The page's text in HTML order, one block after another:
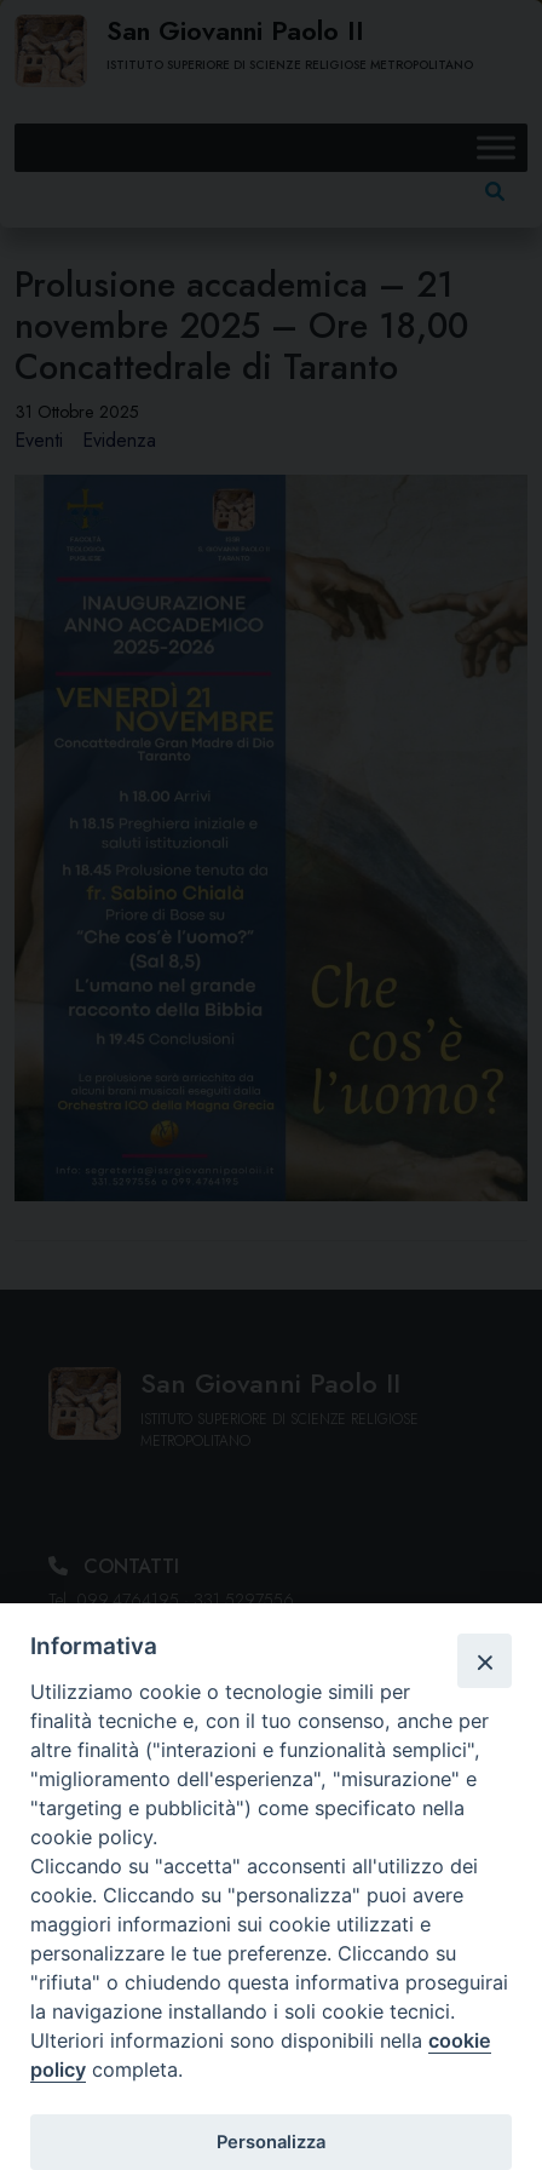
Skip
content
San Giovanni Paolo II
ISTITUTO SUPERIORE DI SCIENZE RELIGIOSE METROPOLITANO
Prolusione accademica – 21
novembre 2025 – Ore 18,00
Concattedrale di Taranto
31 Ottobre 2025
Eventi Evidenza
San Giovanni Paolo II
ISTITUTO SUPERIORE DI SCIENZE RELIGIOSE
METROPOLITANO
CONTATTI
Tel. 099.4764195 · 331.5297556
ORARI DI SEGRETERIA
Dal lunedì al venerdì: 15:30 - 19:00
DOVE SIAMO
Via Duomo, 107
74123 Taranto (TA)
SEGUICI SU
Informativa
Utilizziamo cookie o tecnologie simili per
finalità tecniche e, con il tuo consenso, anche per
altre finalità ("interazioni e funzionalità semplici",
"miglioramento dell'esperienza", "misurazione" e
"targeting e pubblicità") come specificato nella
cookie policy.
Cliccando su "accetta" acconsenti all'utilizzo dei
cookie. Cliccando su "personalizza" puoi avere
maggiori informazioni sui cookie utilizzati e
personalizzare le tue preferenze. Cliccando su
"rifiuta" o chiudendo questa informativa proseguirai
la navigazione installando i soli cookie tecnici.
Ulteriori informazioni sono disponibili nellacookie
policy completa.
Personalizza